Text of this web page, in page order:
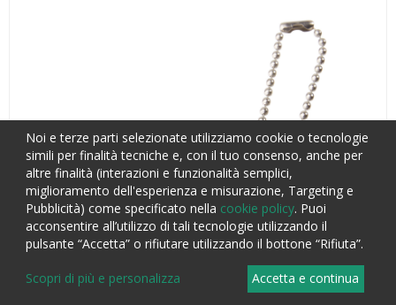
Noi e terze parti selezionate utilizziamo cookie o tecnologie
simili per finalità tecniche e, con il tuo consenso, anche per
altre finalità (interazioni e funzionalità semplici,
miglioramento dell'esperienza e misurazione, Targeting e
Pubblicità) come specificato nella cookie policy. Puoi
acconsentire all’utilizzo di tali tecnologie utilizzando il
pulsante “Accetta” o rifiutare utilizzando il bottone “Rifiuta”.
Scopri di più e personalizza Accetta e continua